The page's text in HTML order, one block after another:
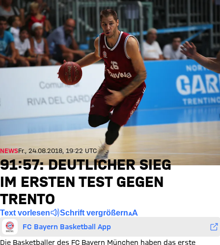
NEWSFr., 24.08.2018, 19:22 UTC
91:57: DEUTLICHER SIEG
IM ERSTEN TEST GEGEN
TRENTO
Text vorlesen Schrift vergrößern
FC Bayern Basketball App
Die Basketballer des FC Bayern München haben das erste